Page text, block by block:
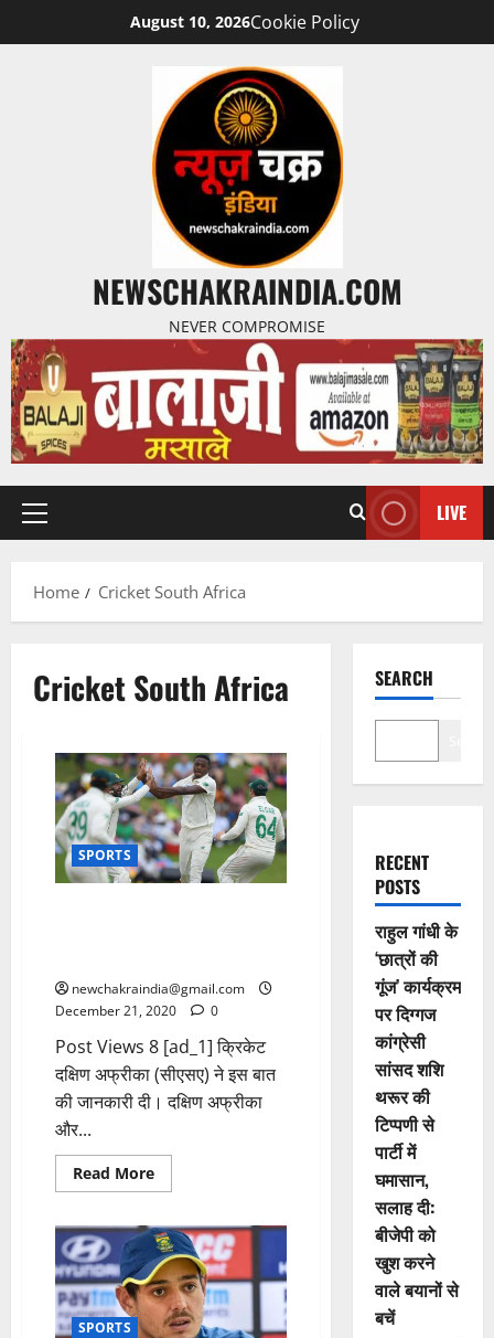
August 10, 2026Cookie Policy
NEWSCHAKRAINDIA.COM
NEVER COMPROMISE
LIVE
Home Cricket South Africa
Cricket South Africa
SPORTS
newchakraindia@gmail.com
December 21, 2020
0
Post Views 8 [ad_1] क्रिकेट
दक्षिण अफ्रीका (सीएसए) ने इस बात
की जानकारी दी। दक्षिण अफ्रीका
और...
Read More
SPORTS
SEARCH
RECENT
POSTS
राहुल गांधी के
‘छात्रों की
गूंज’ कार्यक्रम
पर दिग्गज
कांग्रेसी
सांसद शशि
थरूर की
टिप्पणी से
पार्टी में
घमासान,
सलाह दी:
बीजेपी को
खुश करने
वाले बयानों से
बचें